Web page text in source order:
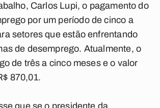
Carlos Lupi, o pagamento do
por um período de cinco a
setores que estão enfrentando
de desemprego. Atualmente, o
de três a cinco meses e o valor
870,01.
que se o presidente da